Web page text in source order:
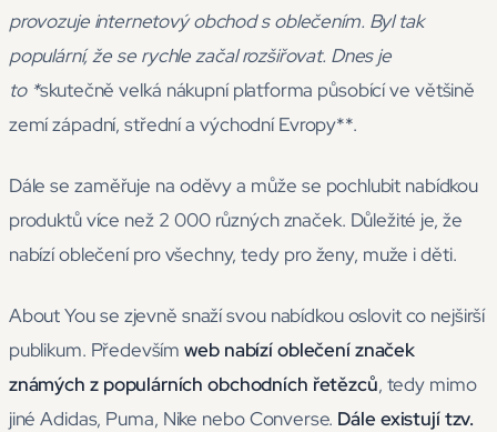
provozuje internetový obchod s oblečením. Byl tak
populární, že se rychle začal rozšiřovat. Dnes je
to *skutečně velká nákupní platforma působící ve většině
zemí západní, střední a východní Evropy**.
Dále se zaměřuje na oděvy a může se pochlubit nabídkou
produktů více než 2 000 různých značek. Důležité je, že
nabízí oblečení pro všechny, tedy pro ženy, muže i děti.
About You se zjevně snaží svou nabídkou oslovit co nejširší
publikum. Předevšímweb nabízí oblečení značek
známých z populárních obchodních řetězců, tedy mimo
jiné Adidas, Puma, Nike nebo Converse. Dále existují tzv.